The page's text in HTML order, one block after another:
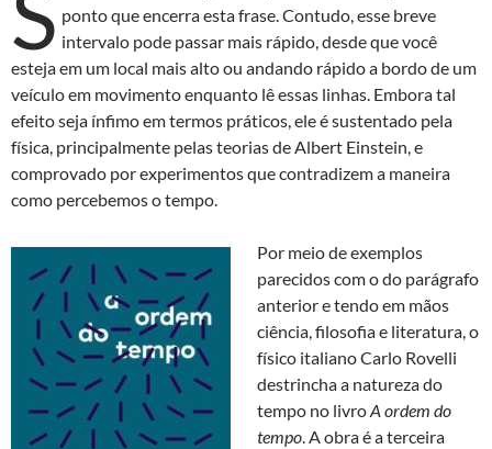
k p
ponto que encerra esta frase. Contudo, esse breve
intervalo pode passar mais rápido, desde que você
esteja em um local mais alto ou andando rápido a bordo de um
veículo em movimento enquanto lê essas linhas. Embora tal
efeito seja ínfimo em termos práticos, ele é sustentado pela
física, principalmente pelas teorias de Albert Einstein, e
comprovado por experimentos que contradizem a maneira
como percebemos o tempo.
Por meio de exemplos
parecidos com o do parágrafo
anterior e tendo em mãos
ciência, filosofia e literatura, o
físico italiano Carlo Rovelli
destrincha a natureza do
tempo no livroA ordem do
tempo. A obra é a terceira